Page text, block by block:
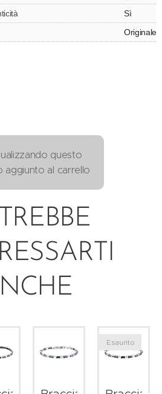
Sì
Originale
questo
aggiunto al carrello
Esaurito